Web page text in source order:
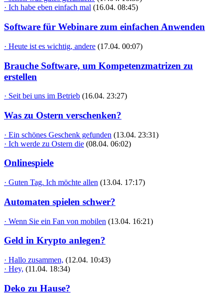
· Ich habe eben einfach mal (16.04. 08:45)
Software für Webinare zum einfachen Anwenden
· Heute ist es wichtig, andere (17.04. 00:07)
Brauche Software, um Kompetenzmatrizen zu
erstellen
· Seit bei uns im Betrieb (16.04. 23:27)
Was zu Ostern verschenken?
· Ein schönes Geschenk gefunden (13.04. 23:31)
· Ich werde zu Ostern die (08.04. 06:02)
Onlinespiele
· Guten Tag. Ich möchte allen (13.04. 17:17)
Automaten spielen schwer?
· Wenn Sie ein Fan von mobilen (13.04. 16:21)
Geld in Krypto anlegen?
· Hallo zusammen, (12.04. 10:43)
· Hey, (11.04. 18:34)
Deko zu Hause?